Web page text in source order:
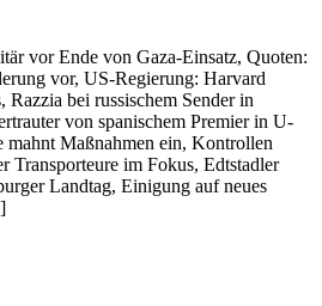
vor Ende von Gaza-Einsatz, Quoten:
vor, US-Regierung: Harvard
Razzia bei russischem Sender in
von spanischem Premier in U-
Maßnahmen ein, Kontrollen
Transporteure im Fokus, Edtstadler
Landtag, Einigung auf neues